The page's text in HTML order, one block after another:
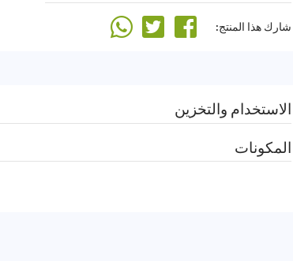
شارك هذا المنتج:
الاستخدام والتخزين
المكونات